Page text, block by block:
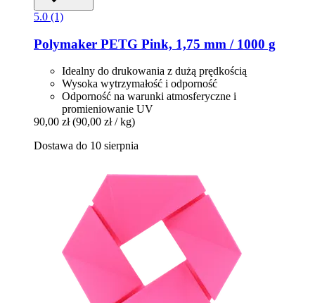
5.0 (1)
Polymaker PETG Pink, 1,75 mm / 1000 g
Idealny do drukowania z dużą prędkością
Wysoka wytrzymałość i odporność
Odporność na warunki atmosferyczne i
promieniowanie UV
90,00 zł (90,00 zł / kg)
Dostawa do 10 sierpnia